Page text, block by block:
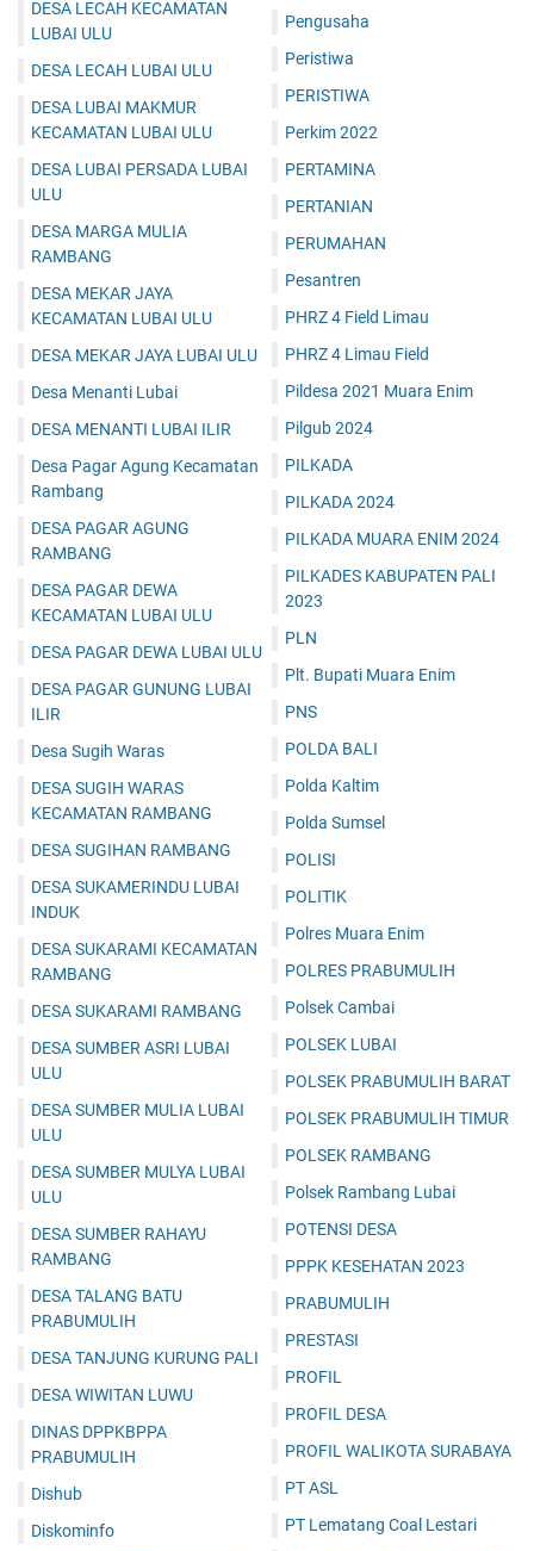
DESA LECAH KECAMATAN
LUBAI ULU
DESA LECAH LUBAI ULU
DESA LUBAI MAKMUR
KECAMATAN LUBAI ULU
DESA LUBAI PERSADA LUBAI
ULU
DESA MARGA MULIA
RAMBANG
DESA MEKAR JAYA
KECAMATAN LUBAI ULU
DESA MEKAR JAYA LUBAI ULU
Desa Menanti Lubai
DESA MENANTI LUBAI ILIR
Desa Pagar Agung Kecamatan
Rambang
DESA PAGAR AGUNG
RAMBANG
DESA PAGAR DEWA
KECAMATAN LUBAI ULU
DESA PAGAR DEWA LUBAI ULU
DESA PAGAR GUNUNG LUBAI
ILIR
Desa Sugih Waras
DESA SUGIH WARAS
KECAMATAN RAMBANG
DESA SUGIHAN RAMBANG
DESA SUKAMERINDU LUBAI
INDUK
DESA SUKARAMI KECAMATAN
RAMBANG
DESA SUKARAMI RAMBANG
DESA SUMBER ASRI LUBAI
ULU
DESA SUMBER MULIA LUBAI
ULU
DESA SUMBER MULYA LUBAI
ULU
DESA SUMBER RAHAYU
RAMBANG
DESA TALANG BATU
PRABUMULIH
DESA TANJUNG KURUNG PALI
DESA WIWITAN LUWU
DINAS DPPKBPPA
PRABUMULIH
Dishub
Diskominfo
Pengusaha
Peristiwa
PERISTIWA
Perkim 2022
PERTAMINA
PERTANIAN
PERUMAHAN
Pesantren
PHRZ 4 Field Limau
PHRZ 4 Limau Field
Pildesa 2021 Muara Enim
Pilgub 2024
PILKADA
PILKADA 2024
PILKADA MUARA ENIM 2024
PILKADES KABUPATEN PALI
2023
PLN
Plt. Bupati Muara Enim
PNS
POLDA BALI
Polda Kaltim
Polda Sumsel
POLISI
POLITIK
Polres Muara Enim
POLRES PRABUMULIH
Polsek Cambai
POLSEK LUBAI
POLSEK PRABUMULIH BARAT
POLSEK PRABUMULIH TIMUR
POLSEK RAMBANG
Polsek Rambang Lubai
POTENSI DESA
PPPK KESEHATAN 2023
PRABUMULIH
PRESTASI
PROFIL
PROFIL DESA
PROFIL WALIKOTA SURABAYA
PT ASL
PT Lematang Coal Lestari